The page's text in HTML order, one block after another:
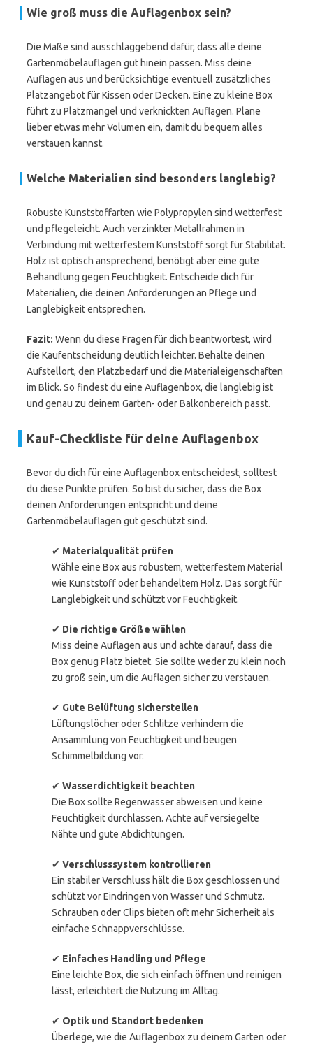
Wie groß muss die Auflagenbox sein?
Die Maße sind ausschlaggebend dafür, dass alle deine
Gartenmöbelauflagen gut hinein passen. Miss deine
Auflagen aus und berücksichtige eventuell zusätzliches
Platzangebot für Kissen oder Decken. Eine zu kleine Box
führt zu Platzmangel und verknickten Auflagen. Plane
lieber etwas mehr Volumen ein, damit du bequem alles
verstauen kannst.
Welche Materialien sind besonders langlebig?
Robuste Kunststoffarten wie Polypropylen sind wetterfest
und pflegeleicht. Auch verzinkter Metallrahmen in
Verbindung mit wetterfestem Kunststoff sorgt für Stabilität.
Holz ist optisch ansprechend, benötigt aber eine gute
Behandlung gegen Feuchtigkeit. Entscheide dich für
Materialien, die deinen Anforderungen an Pflege und
Langlebigkeit entsprechen.
Fazit: Wenn du diese Fragen für dich beantwortest, wird
die Kaufentscheidung deutlich leichter. Behalte deinen
Aufstellort, den Platzbedarf und die Materialeigenschaften
im Blick. So findest du eine Auflagenbox, die langlebig ist
und genau zu deinem Garten- oder Balkonbereich passt.
Kauf-Checkliste für deine Auflagenbox
Bevor du dich für eine Auflagenbox entscheidest, solltest
du diese Punkte prüfen. So bist du sicher, dass die Box
deinen Anforderungen entspricht und deine
Gartenmöbelauflagen gut geschützt sind.
✔ Materialqualität prüfen
Wähle eine Box aus robustem, wetterfestem Material
wie Kunststoff oder behandeltem Holz. Das sorgt für
Langlebigkeit und schützt vor Feuchtigkeit.
✔ Die richtige Größe wählen
Miss deine Auflagen aus und achte darauf, dass die
Box genug Platz bietet. Sie sollte weder zu klein noch
zu groß sein, um die Auflagen sicher zu verstauen.
✔ Gute Belüftung sicherstellen
Lüftungslöcher oder Schlitze verhindern die
Ansammlung von Feuchtigkeit und beugen
Schimmelbildung vor.
✔ Wasserdichtigkeit beachten
Die Box sollte Regenwasser abweisen und keine
Feuchtigkeit durchlassen. Achte auf versiegelte
Nähte und gute Abdichtungen.
✔ Verschlusssystem kontrollieren
Ein stabiler Verschluss hält die Box geschlossen und
schützt vor Eindringen von Wasser und Schmutz.
Schrauben oder Clips bieten oft mehr Sicherheit als
einfache Schnappverschlüsse.
✔ Einfaches Handling und Pflege
Eine leichte Box, die sich einfach öffnen und reinigen
lässt, erleichtert die Nutzung im Alltag.
✔ Optik und Standort bedenken
Überlege, wie die Auflagenbox zu deinem Garten oder